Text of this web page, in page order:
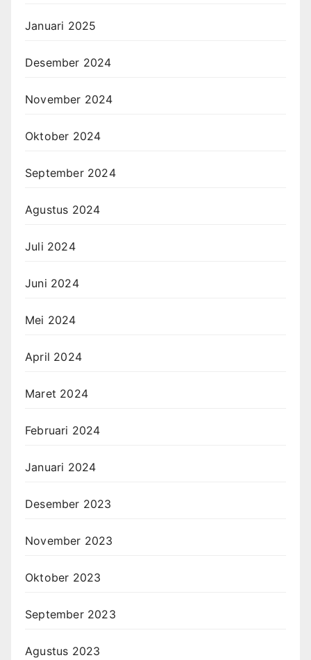
Januari 2025
Desember 2024
November 2024
Oktober 2024
September 2024
Agustus 2024
Juli 2024
Juni 2024
Mei 2024
April 2024
Maret 2024
Februari 2024
Januari 2024
Desember 2023
November 2023
Oktober 2023
September 2023
Agustus 2023